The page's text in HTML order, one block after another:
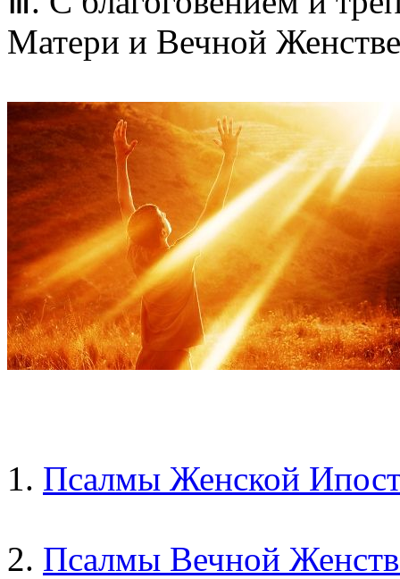
Матери и Вечной
1. Псалмы Женской
2. Псалмы Вечной